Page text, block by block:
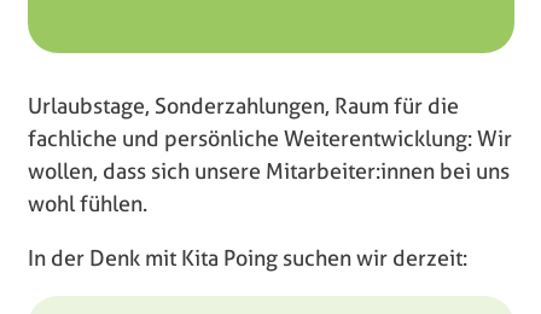
Urlaubstage, Sonderzahlungen, Raum für die
fachliche und persönliche Weiterentwicklung: Wir
wollen, dass sich unsere Mitarbeiter:innen bei uns
wohl fühlen.
In der Denk mit Kita Poing suchen wir derzeit: